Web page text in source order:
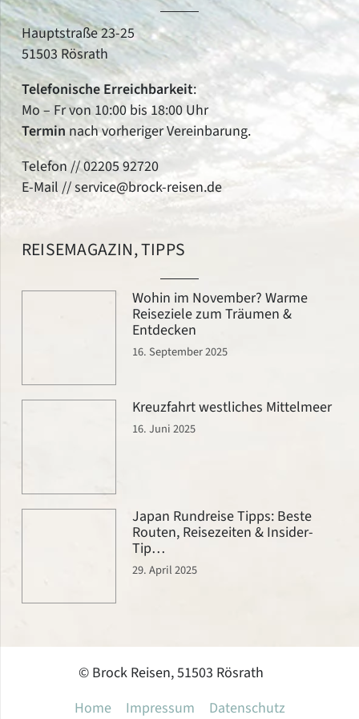
Hauptstraße 23-25
51503 Rösrath
TelefonischeErreichbarkeit:
Mo – Fr von 10:00 bis 18:00 Uhr
Termin nach vorheriger Vereinbarung.
Telefon //02205 92720
E-Mail //service@brock-reisen.de
REISEMAGAZIN, TIPPS
Wohin im November? Warme
Reiseziele zum Träumen &
Entdecken
16. September 2025
Kreuzfahrt westliches Mittelmeer
16. Juni 2025
Japan Rundreise Tipps: Beste
Routen, Reisezeiten & Insider-
Tip…
29. April 2025
© Brock Reisen, 51503 Rösrath
Home
Impressum Datenschutz